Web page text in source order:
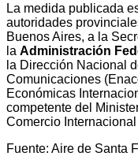
La medida publicada
autoridades
Buenos Aires, a la
la Administración
la Dirección Nacional
Comunicaciones
Económicas
competente del
Comercio
Fuente: Aire de Santa